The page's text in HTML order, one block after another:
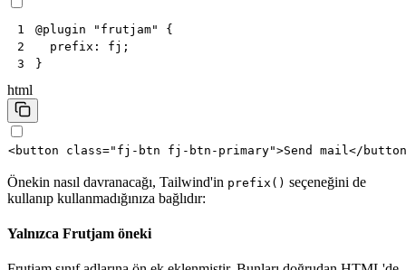
1
2
3
@plugin "frutjam"
{
prefix : fj ;
}
html
<button class="fj-btn fj-btn-primary">Send mail </ button
Önekin nasıl davranacağı, Tailwind'in prefix() seçeneğini de
kullanıp kullanmadığınıza bağlıdır:
Yalnızca Frutjam öneki